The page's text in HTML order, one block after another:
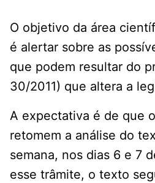
O objetivo da área
é alertar sobre as
que podem resultar do
30/2011) que altera a
A expectativa é de que
retomem a análise do
semana, nos dias 6 e 7
esse trâmite, o texto